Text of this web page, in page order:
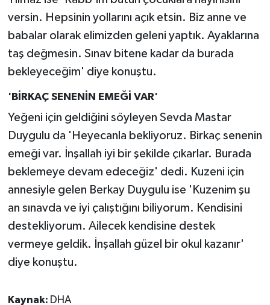
versin. Hepsinin yollarını açık etsin. Biz anne ve
babalar olarak elimizden geleni yaptık. Ayaklarına
taş değmesin. Sınav bitene kadar da burada
bekleyeceğim' diye konuştu.
'BİRKAÇ SENENİN EMEĞİ VAR'
Yeğeni için geldiğini söyleyen Sevda Mastar
Duygulu da 'Heyecanla bekliyoruz. Birkaç senenin
emeği var. İnşallah iyi bir şekilde çıkarlar. Burada
beklemeye devam edeceğiz' dedi. Kuzeni için
annesiyle gelen Berkay Duygulu ise 'Kuzenim şu
an sınavda ve iyi çalıştığını biliyorum. Kendisini
destekliyorum. Ailecek kendisine destek
vermeye geldik. İnşallah güzel bir okul kazanır'
diye konuştu.
Kaynak: DHA